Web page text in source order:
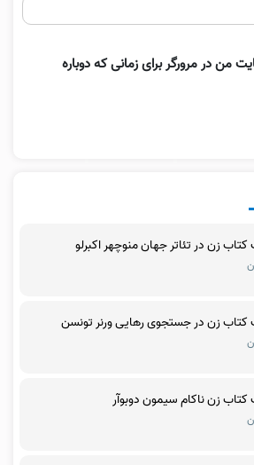
من در مرورگر برای زمانی که دوباره
زن در تئاتر جهان منوچهر اکبرلو
زن در جستجوی رهایی ورنر تونسن
زن ناکام سیمون دوبوآر